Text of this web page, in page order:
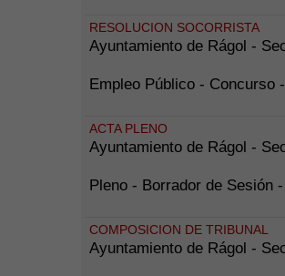
RESOLUCION SOCORRISTA
Ayuntamiento de Rágol -
Empleo Público - Concurso
ACTA PLENO
Ayuntamiento de Rágol -
Pleno - Borrador de Sesión
COMPOSICION DE TRIBUNAL
Ayuntamiento de Rágol -